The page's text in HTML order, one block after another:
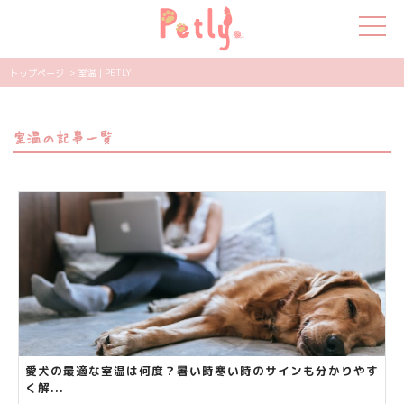
ペット用品
飼い主さんの悩み
ペットの気持ち
知って得する
エンタメ
トップページ > 室温 | PETLY
室温の記事一覧
愛犬の最適な室温は何度？暑い時寒い時のサインも分かりやす
く解...